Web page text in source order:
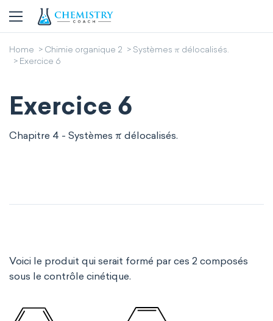
Home Chimie organique 2
Systèmes π délocalisés.
Exercice 6
Exercice 6
Chapitre 4 - Systèmes π délocalisés.
Voici le produit qui serait formé par ces 2 composés
sous le contrôle cinétique.